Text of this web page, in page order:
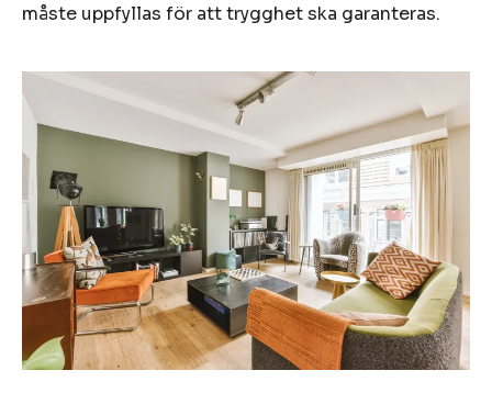
måste uppfyllas för att trygghet ska garanteras.